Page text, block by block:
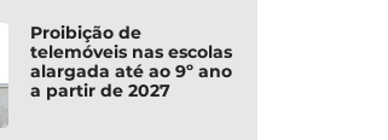
Proibição de
telemóveis nas escolas
alargada até ao 9º ano
a partir de 2027